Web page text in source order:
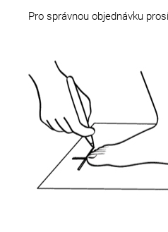
Pro správnou objednávku